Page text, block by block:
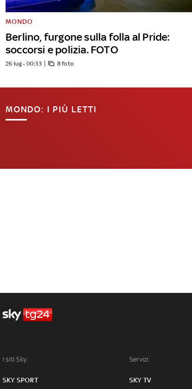
Berlino, furgone sulla folla al Pride:
soccorsi e polizia. FOTO
MONDO
26 lug - 00:33 8 foto
MONDO: I PIÙ LETTI
I siti Sky:
SKY SPORT
Servizi:
SKY TV